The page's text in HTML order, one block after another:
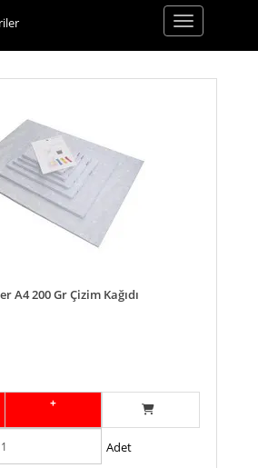
A4 200 Gr Çizim Kağıdı
+
Adet